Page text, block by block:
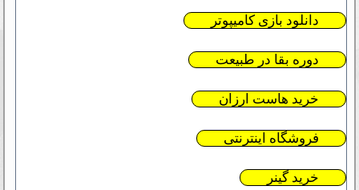
دانلود بازی کامیپوتر
دوره بقا در طبیعت
خرید هاست ارزان
فروشگاه اینترنتی
خرید گینر